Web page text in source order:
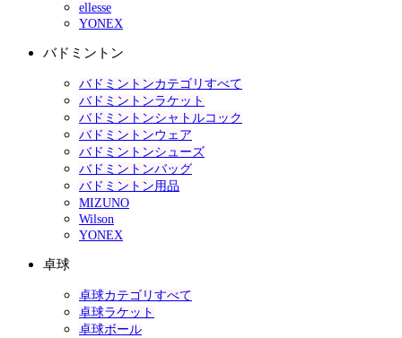
ellesse
YONEX
バドミントン
バドミントンカテゴリすべて
バドミントンラケット
バドミントンシャトルコック
バドミントンウェア
バドミントンシューズ
バドミントンバッグ
バドミントン用品
MIZUNO
Wilson
YONEX
卓球
卓球カテゴリすべて
卓球ラケット
卓球ボール